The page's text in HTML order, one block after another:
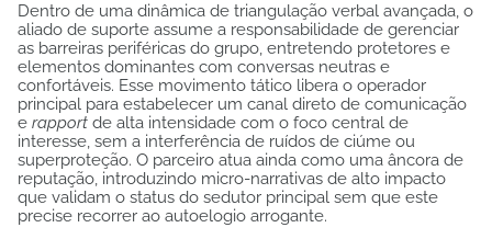
Dentro de uma dinâmica de triangulação verbal avançada, o
aliado de suporte assume a responsabilidade de gerenciar
as barreiras periféricas do grupo, entretendo protetores e
elementos dominantes com conversas neutras e
confortáveis. Esse movimento tático libera o operador
principal para estabelecer um canal direto de comunicação
e rapport de alta intensidade com o foco central de
interesse, sem a interferência de ruídos de ciúme ou
superproteção. O parceiro atua ainda como uma âncora de
reputação, introduzindo micro-narrativas de alto impacto
que validam o status do sedutor principal sem que este
precise recorrer ao autoelogio arrogante.